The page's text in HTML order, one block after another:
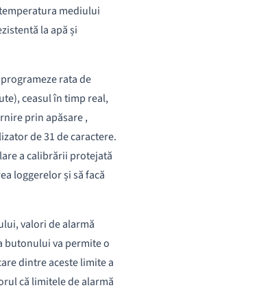
mediului
la apă și
rata de
ceasul în timp real,
prin apăsare ,
de 31 de caractere.
a calibrării protejată
loggerelor și să facă
valori de alarmă
butonului va permite o
dintre aceste limite a
că limitele de alarmă